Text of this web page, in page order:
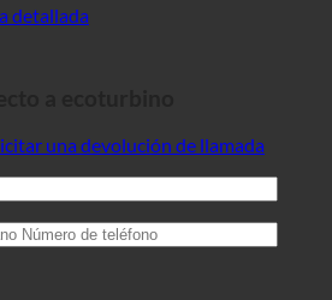
detallada
una devolución de llamada